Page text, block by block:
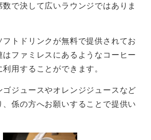
で決して広いラウンジではありま
フトドリンクが無料で提供されてお
はファミレスにあるようなコーヒー
用することができます。
ゴジュースやオレンジジュースなど
、係の方へお願いすることで提供い